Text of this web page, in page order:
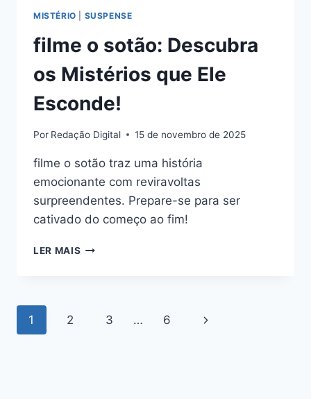
MISTÉRIO SUSPENSE
filme o sotão: Descubra
os Mistérios que Ele
Esconde!
Por Redação Digital 15 de novembro de 2025
filme o sotão traz uma história
emocionante com reviravoltas
surpreendentes. Prepare-se para ser
cativado do começo ao fim!
LER MAIS FILME
MISTÉRIOS
Navegação
1 2 3 … 6
Página